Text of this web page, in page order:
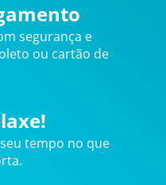
segurança e
ou cartão de
tempo no que